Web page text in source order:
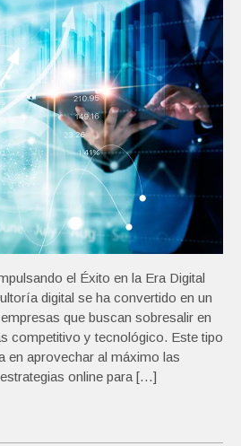
el Éxito en la Era Digital
digital se ha convertido en un
que buscan sobresalir en
competitivo y tecnológico. Este tipo
en aprovechar al máximo las
online para […]